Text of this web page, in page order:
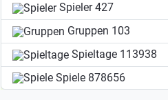
Spieler427
Gruppen 103
Spieltage 113938
Spiele 878656